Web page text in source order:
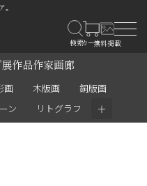
。
作品作家画廊
画 木版画
銅版画
ン リトグラフ ＋